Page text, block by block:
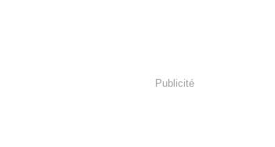
Publicité